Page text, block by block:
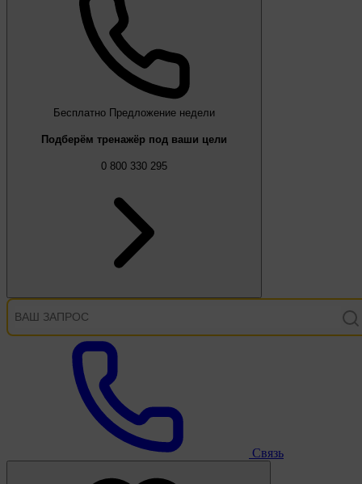
Бесплатно Предложение недели
Подберём тренажёр под ваши цели
0 800 330 295
Связь